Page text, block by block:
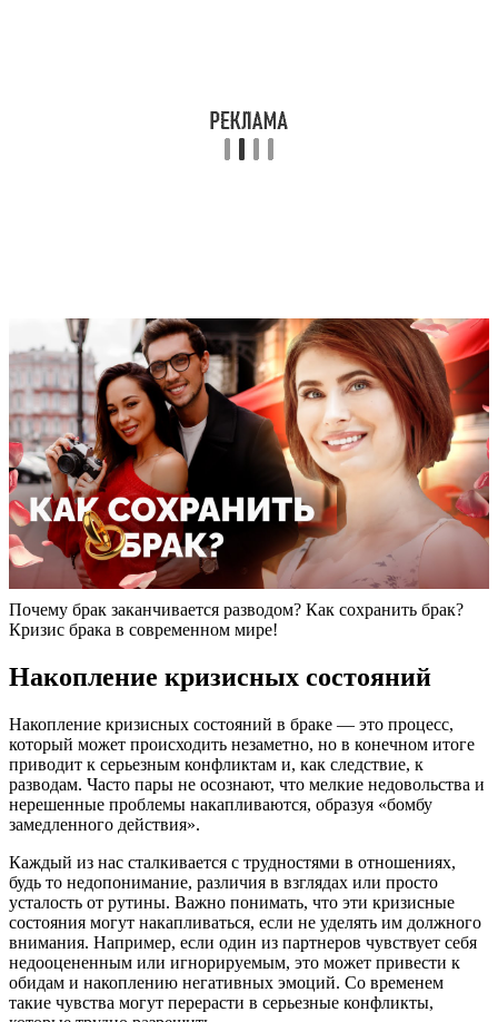
Почему брак заканчивается разводом? Как сохранить брак?
Кризис брака в современном мире!
Накопление кризисных состояний
Накопление кризисных состояний в браке — это процесс,
который может происходить незаметно, но в конечном итоге
приводит к серьезным конфликтам и, как следствие, к
разводам. Часто пары не осознают, что мелкие недовольства и
нерешенные проблемы накапливаются, образуя «бомбу
замедленного действия».
Каждый из нас сталкивается с трудностями в отношениях,
будь то недопонимание, различия в взглядах или просто
усталость от рутины. Важно понимать, что эти кризисные
состояния могут накапливаться, если не уделять им должного
внимания. Например, если один из партнеров чувствует себя
недооцененным или игнорируемым, это может привести к
обидам и накоплению негативных эмоций. Со временем
такие чувства могут перерасти в серьезные конфликты,